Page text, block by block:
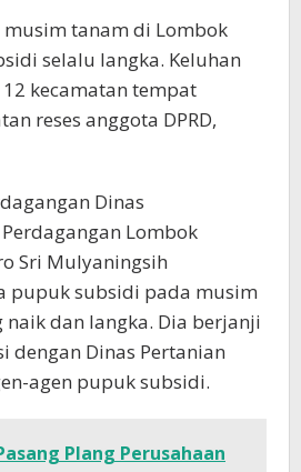
musim tanam di Lombok
selalu langka. Keluhan
kecamatan tempat
reses anggota DPRD,
Dinas
Lombok
Sri Mulyaningsih
pupuk subsidi pada musim
dan langka. Dia berjanji
dengan Dinas Pertanian
agen pupuk subsidi.
Plang Perusahaan